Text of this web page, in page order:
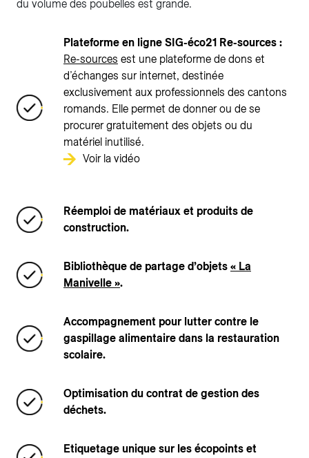
du volume des poubelles est grande.
Plateforme en ligne SIG-éco21 Re-sources :
Re-sources est une plateforme de dons et
d’échanges sur internet, destinée
exclusivement aux professionnels des cantons
romands. Elle permet de donner ou de se
procurer gratuitement des objets ou du
matériel inutilisé.
Voir la vidéo
Réemploi de matériaux et produits de
construction.​
Bibliothèque de partage d’objets « La
Manivelle ».
Accompagnement pour lutter contre le
gaspillage alimentaire dans la restauration
scolaire.
Optimisation du contrat de gestion des
déchets.
Etiquetage unique sur les écopoints et